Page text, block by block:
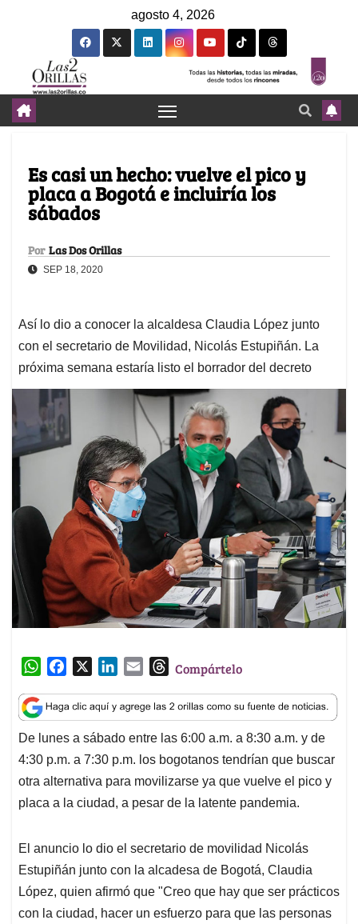
agosto 4, 2026
Es casi un hecho: vuelve el pico y
placa a Bogotá e incluiría los
sábados
Por Las Dos Orillas
SEP 18, 2020
Así lo dio a conocer la alcaldesa Claudia López junto
con el secretario de Movilidad, Nicolás Estupiñán. La
próxima semana estaría listo el borrador del decreto
W
a
t
s
A
p
p
c
e
b
o
o
k
n
k
e
d
I
n
a
i
l
T
r
e
a
d
s
Compártelo
De lunes a sábado entre las 6:00 a.m. a 8:30 a.m. y de
4:30 p.m. a 7:30 p.m. los bogotanos tendrían que buscar
otra alternativa para movilizarse ya que vuelve el pico y
placa a la ciudad, a pesar de la latente pandemia.
El anuncio lo dio el secretario de movilidad Nicolás
Estupiñán junto con la alcadesa de Bogotá, Claudia
López, quien afirmó que "Creo que hay que ser prácticos
con la ciudad, hacer un esfuerzo para que las personas